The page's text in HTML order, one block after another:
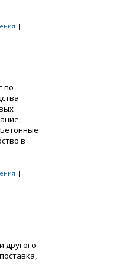
|
по
Бетонные
в
|
другого